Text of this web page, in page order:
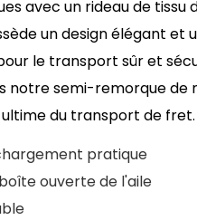
avec un rideau de tissu
un design élégant et
le transport sûr et
notre semi-remorque de
du transport de fret.
pratique
ouverte de l'aile